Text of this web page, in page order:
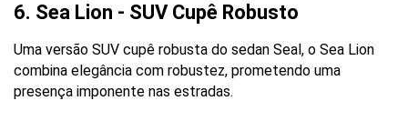
6. Sea Lion - SUV Cupê Robusto
Uma versão SUV cupê robusta do sedan Seal, o Sea Lion
combina elegância com robustez, prometendo uma
presença imponente nas estradas.